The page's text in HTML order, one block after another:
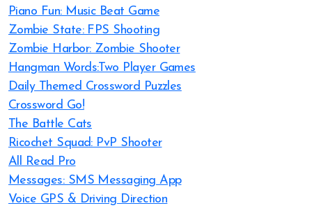
Piano Fun: Music Beat Game
Zombie State: FPS Shooting
Zombie Harbor: Zombie Shooter
Hangman Words:Two Player Games
Daily Themed Crossword Puzzles
Crossword Go!
The Battle Cats
Ricochet Squad: PvP Shooter
All Read Pro
Messages: SMS Messaging App
Voice GPS & Driving Direction